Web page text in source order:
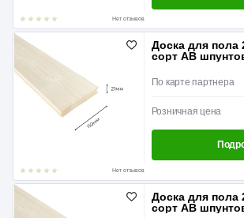
Нет отзывов
Нет отзывов
Доска для пола
сорт АВ
По карте партнера
Розничная цена
Доска для пола
сорт АВ